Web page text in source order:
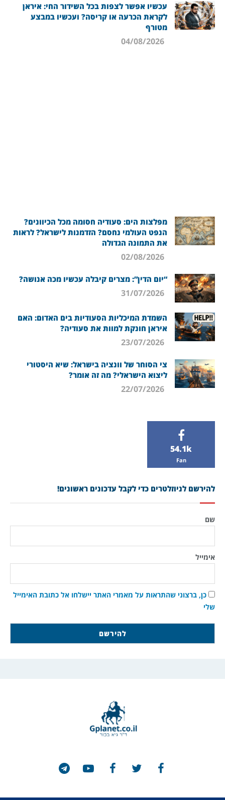
עכשיו אפשר לצפות בכל השידור החי: איראן
לקראת הכרעה או קריסה? ועכשיו במבצע
מטורף
מפלצות הים: סעודיה חסומה מכל הכיוונים?
הנפט העולמי נחסם? הזדמנות לישראל? לראות
את התמונה הגדולה
“יום הדין”: מצרים קיבלה עכשיו מכה אנושה?
השמדת המיכליות הסעודיות בים האדום: האם
איראן חונקת למוות את סעודיה?
צי הסוחר של וונציה בישראל: שיא היסטורי
ליצוא הישראלי? מה זה אומר?
54.1k
Fan
להירשם לניוזלטרים כדי לקבל עדכונים ראשונים!
שם
אימייל
כן, ברצוני שהתראות על מאמרי האתר יישלחו אל כתובת האימייל
שלי